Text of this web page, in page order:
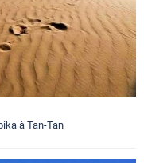
à Tan-Tan